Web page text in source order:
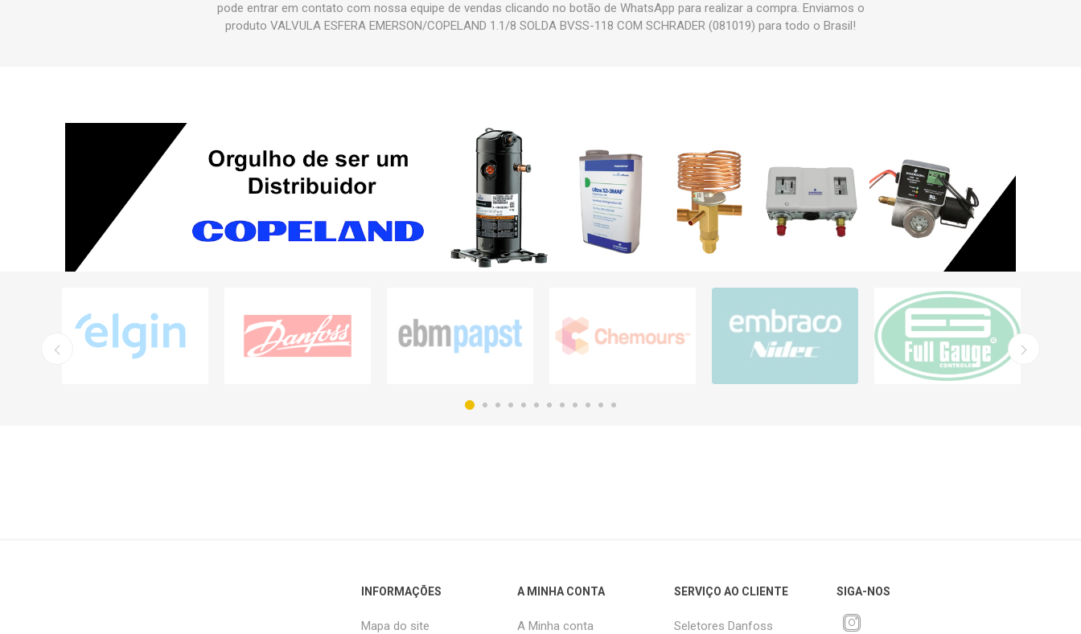
pode entrar em contato com nossa equipe de vendas clicando no botão de WhatsApp para realizar a compra. Enviamos o
produto VALVULA ESFERA EMERSON/COPELAND 1.1/8 SOLDA BVSS-118 COM SCHRADER (081019) para todo o Brasil!
INFORMAÇÕES
Mapa do site
A MINHA CONTA
A Minha conta
SERVIÇO AO CLIENTE
Seletores Danfoss
SIGA-NOS